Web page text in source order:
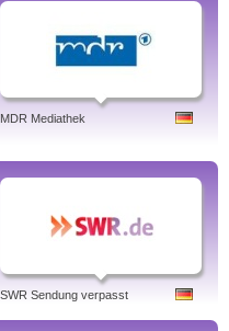
MDR Mediathek
SWR Sendung verpasst